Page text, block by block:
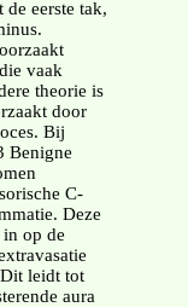
eerste tak,
vaak
theorie is
door
Bij
Benigne
C-
Deze
op de
leidt tot
aura